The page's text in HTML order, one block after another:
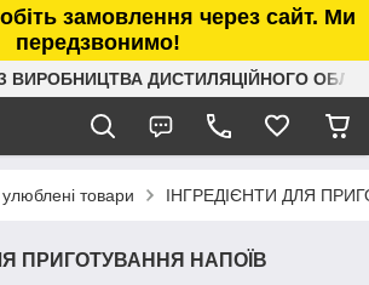
замовлення через сайт. Ми
передзвонимо!
ВИРОБНИЦТВА ДИСТИЛЯЦІЙНОГО
товари ІНГРЕДІЄНТИ ДЛЯ
ПРИГОТУВАННЯ НАПОЇВ